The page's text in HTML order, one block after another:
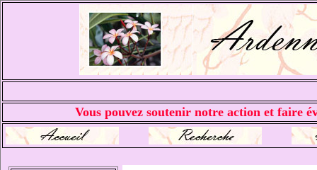
Vous pouvez soutenir notre action et faire